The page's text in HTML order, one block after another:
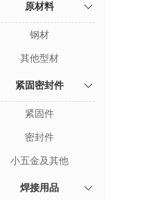
原材料
钢材
其他型材
紧固密封件
紧固件
密封件
小五金及其他
焊接用品